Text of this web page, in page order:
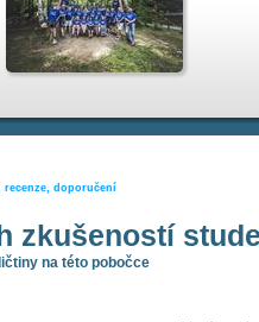
doporučení
zkušeností
na této pobočce